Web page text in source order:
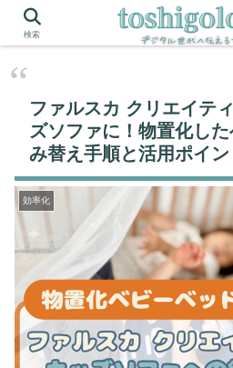
ホーム 効率化
ファルスカ クリエイテ
ズソファに！物置化し
み替え手順と活用ポイン
効率化
検索